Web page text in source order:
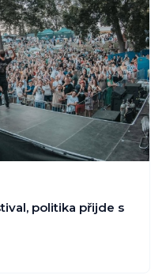
politika přijde s